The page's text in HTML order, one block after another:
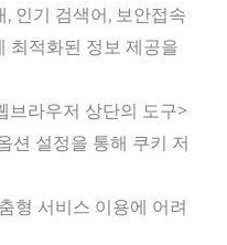
인기 검색어, 보안접속
최적화된 정보 제공을
브라우저 상단의 도구>
션 설정을 통해 쿠키 저
형 서비스 이용에 어려